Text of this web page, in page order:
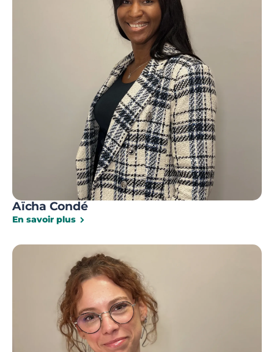
Aïcha Condé
En savoir plus